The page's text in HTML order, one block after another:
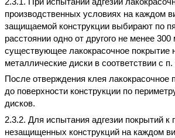
производственных условиях на каждом
защищаемой конструкции выбирают по
расстоянии одно от другого не менее
существующее лакокрасочное покрытие
металлические диски в соответствии с
После отверждения клея лакокрасочное
до поверхности конструкции по
дисков.
2.3.2. Для испытания адгезии покрытий к
незащищенных конструкций на каждом